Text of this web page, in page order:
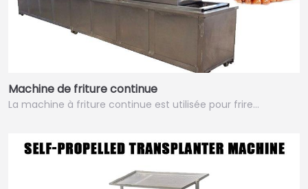
Machine de friture continue
La machine à friture continue est utilisée pour frire…